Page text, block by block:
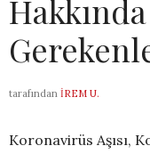
tarafından İREM U.
Koronavirüs Aşısı,